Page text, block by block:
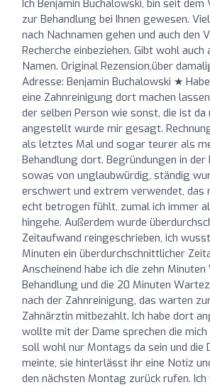
Ich Benjamin Buchalowski, bin seit
zur Behandlung bei Ihnen gewesen.
nach Nachnamen gehen und auch den
Recherche einbeziehen. Gibt wohl auch
Namen. Original Rezension,über
Adresse: Benjamin Buchalowski ★
eine Zahnreinigung dort machen
der selben Person wie sonst, die ist da
angestellt wurde mir gesagt.
als letztes Mal und sogar teurer als
Behandlung dort. Begründungen in der
sowas von unglaubwürdig, ständig
erschwert und extrem verwendet, das
echt betrogen fühlt, zumal ich immer
hingehe. Außerdem wurde
Zeitaufwand reingeschrieben, ich
Minuten ein überdurchschnittlicher
Anscheinend habe ich die zehn
Behandlung und die 20 Minuten
nach der Zahnreinigung, das warten
Zahnärztin mitbezahlt. Ich habe dort
wollte mit der Dame sprechen die mich
soll wohl nur Montags da sein und die
meinte, sie hinterlässt ihr eine Notiz
den nächsten Montag zurück rufen.